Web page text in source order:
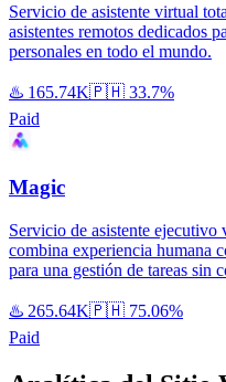
Servicio de asistente virtual
asistentes remotos dedicados
personales en todo el mundo.
♨️ 165.74K🇵🇭 33.7%
Paid
Magic
Servicio de asistente
combina experiencia humana
para una gestión de tareas sin
♨️ 265.64K🇵🇭 75.06%
Paid